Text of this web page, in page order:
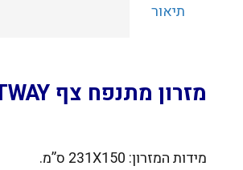
תיאור
מזרון מתנפח צף BESTWAY בעיצוב פגסוס גדול בצבע זהב דגם 41118
מידות המזרון: 231X150 ס”מ.